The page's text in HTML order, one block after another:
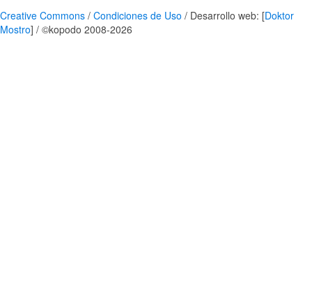
Creative Commons / Condiciones de Uso / Desarrollo web: [Doktor
Mostro] / ©kopodo 2008-2026